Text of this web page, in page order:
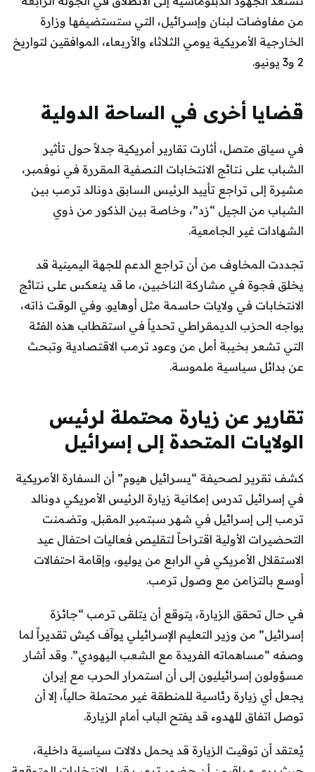
من مفاوضات لبنان وإسرائيل، التي ستستضيفها وزارة
الخارجية الأمريكية يومي الثلاثاء والأربعاء، الموافقين لتواريخ
2 و3 يونيو.
قضايا أخرى في الساحة الدولية
في سياق متصل، أثارت تقارير أمريكية جدلاً حول تأثير
الشباب على نتائج الانتخابات النصفية المقررة في نوفمبر،
مشيرة إلى تراجع تأييد الرئيس السابق دونالد ترمب بين
الشباب من الجيل “زد”، وخاصة بين الذكور من ذوي
الشهادات غير الجامعية.
تجددت المخاوف من أن تراجع الدعم للجهة اليمينية قد
يخلق فجوة في مشاركة الناخبين، ما قد ينعكس على نتائج
الانتخابات في ولايات حاسمة مثل أوهايو. وفي الوقت ذاته،
يواجه الحزب الديمقراطي تحدياً في استقطاب هذه الفئة
التي تشعر بخيبة أمل من وعود ترمب الاقتصادية وتبحث
عن بدائل سياسية ملموسة.
تقارير عن زيارة محتملة لرئيس
الولايات المتحدة إلى إسرائيل
كشف تقرير لصحيفة “يسرائيل هيوم” أن السفارة الأمريكية
في إسرائيل تدرس إمكانية زيارة الرئيس الأمريكي دونالد
ترمب إلى إسرائيل في شهر سبتمبر المقبل. وتضمنت
التحضيرات الأولية اقتراحاً لتقليص فعاليات احتفال عيد
الاستقلال الأمريكي في الرابع من يوليو، وإقامة احتفالات
أوسع بالتزامن مع وصول ترمب.
في حال تحقق الزيارة، يتوقع أن يتلقى ترمب “جائزة
إسرائيل” من وزير التعليم الإسرائيلي يوآف كيش تقديراً لما
وصفه “مساهماته الفريدة مع الشعب اليهودي”. وقد أشار
مسؤولون إسرائيليون إلى أن استمرار الحرب مع إيران
يجعل أي زيارة رئاسية للمنطقة غير محتملة حالياً، إلا أن
توصل اتفاق للهدوء قد يفتح الباب أمام الزيارة.
يُعتقد أن توقيت الزيارة قد يحمل دلالات سياسية داخلية،